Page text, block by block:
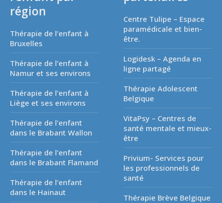
région
Thérapie de l’enfant à
Bruxelles
Thérapie de l’enfant à
Namur et ses environs
Thérapie de l’enfant à
Liège et ses environs
Thérapie de l’enfant
dans le Brabant Wallon
Thérapie de l’enfant
dans le Brabant Flamand
Thérapie de l’enfant
dans le Hainaut
Centre Tulipe – Espace
paramédicale et bien-
être.
Logidesk – Agenda en
ligne partagé
Thérapie Adolescent
Belgique
VitaPsy – Centres de
santé mentale et mieux-
être
Privium- Services pour
les professionnels de
santé
Thérapie Brève Belgique